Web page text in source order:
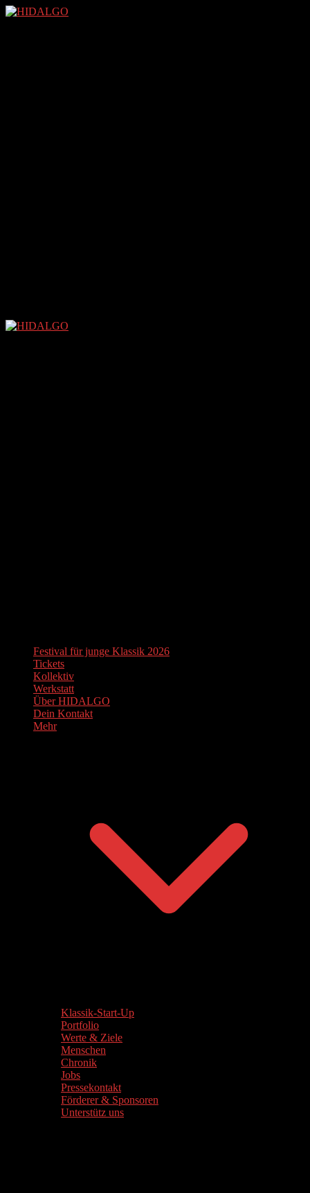
Festival für junge Klassik 2026
Tickets
Kollektiv
Werkstatt
Über HIDALGO
Dein Kontakt
Mehr
Klassik-Start-Up
Portfolio
Werte & Ziele
Menschen
Chronik
Jobs
Pressekontakt
Förderer & Sponsoren
Unterstütz uns